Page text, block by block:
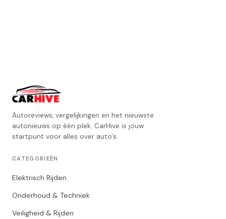
Autoreviews, vergelijkingen en het nieuwste
autonieuws op één plek. CarHive is jouw
startpunt voor alles over auto's.
CATEGORIEËN
Elektrisch Rijden
Onderhoud & Techniek
Veiligheid & Rijden